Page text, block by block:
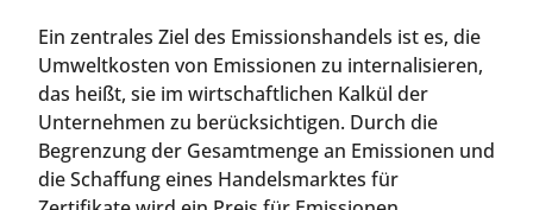
Ein zentrales Ziel des Emissionshandels ist es, die
Umweltkosten von Emissionen zu internalisieren,
das heißt, sie im wirtschaftlichen Kalkül der
Unternehmen zu berücksichtigen. Durch die
Begrenzung der Gesamtmenge an Emissionen und
die Schaffung eines Handelsmarktes für